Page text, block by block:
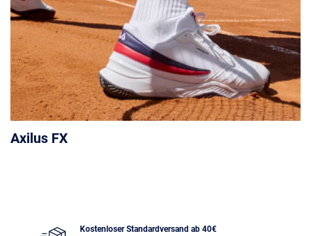
Axilus FX
Kostenloser Standardversand ab 40€